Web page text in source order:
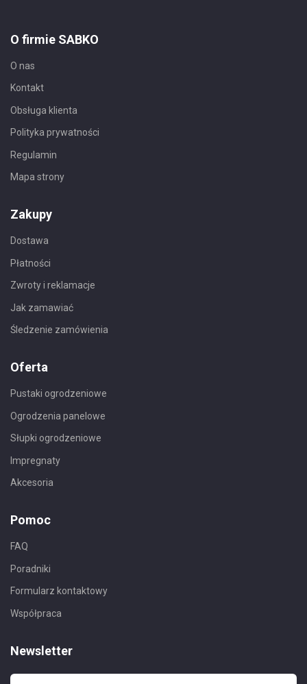
O firmie SABKO
O nas
Kontakt
Obsługa klienta
Polityka prywatności
Regulamin
Mapa strony
Zakupy
Dostawa
Płatności
Zwroty i reklamacje
Jak zamawiać
Śledzenie zamówienia
Oferta
Pustaki ogrodzeniowe
Ogrodzenia panelowe
Słupki ogrodzeniowe
Impregnaty
Akcesoria
Pomoc
FAQ
Poradniki
Formularz kontaktowy
Współpraca
Newsletter